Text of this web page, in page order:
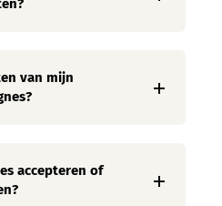
van mijn
accepteren of